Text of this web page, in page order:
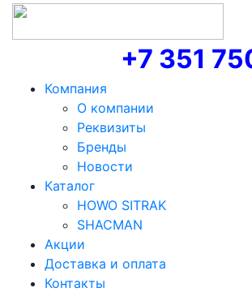
+7 351
Компания
О компании
Реквизиты
Бренды
Новости
Каталог
HOWO SITRAK
SHACMAN
Акции
Доставка и оплата
Контакты